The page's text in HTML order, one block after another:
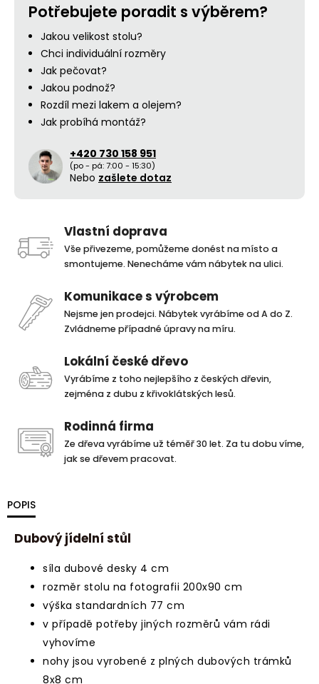
Potřebujete poradit s výběrem?
Jakou velikost stolu?
Chci individuální rozměry
Jak pečovat?
Jakou podnož?
Rozdíl mezi lakem a olejem?
Jak probíhá montáž?
+420 730 158 951
(po - pá: 7:00 - 15:30)
Nebo zašlete dotaz
Vlastní doprava
Vše přivezeme, pomůžeme donést na místo a
smontujeme. Nenecháme vám nábytek na ulici.
Komunikace s výrobcem
Nejsme jen prodejci. Nábytek vyrábíme od A do Z.
Zvládneme případné úpravy na míru.
Lokální české dřevo
Vyrábíme z toho nejlepšího z českých dřevin,
zejména z dubu z křivoklátských lesů.
Rodinná firma
Ze dřeva vyrábíme už téměř 30 let. Za tu dobu víme,
jak se dřevem pracovat.
POPIS
Dubový jídelní stůl
síla dubové desky 4 cm
rozměr stolu na fotografii 200x90 cm
výška standardních 77 cm
v případě potřeby jiných rozměrů vám rádi
vyhovíme
nohy jsou vyrobené z plných dubových trámků
8x8 cm